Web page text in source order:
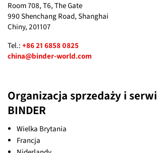
Room 708, T6, The Gate
990 Shenchang Road, Shanghai
Chiny, 201107
Tel.: +86 21 6858 0825
china@binder-world.com
Organizacja sprzedaży i
BINDER
Wielka Brytania
Francja